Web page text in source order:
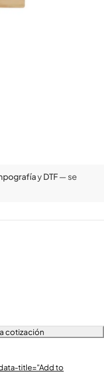
yDTF— se
cotización
title="Add to